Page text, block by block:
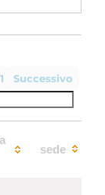
1 Successivo
sede